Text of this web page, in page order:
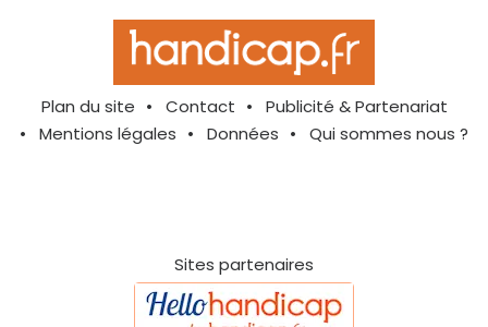
Plan du site Contact
Publicité & Partenariat
Mentions légales
Données Qui sommes nous ?
Sites partenaires